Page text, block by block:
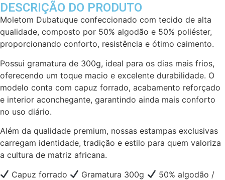
DESCRIÇÃO DO PRODUTO
Moletom Dubatuque confeccionado com tecido de alta
qualidade, composto por 50% algodão e 50% poliéster,
proporcionando conforto, resistência e ótimo caimento.
Possui gramatura de 300g, ideal para os dias mais frios,
oferecendo um toque macio e excelente durabilidade. O
modelo conta com capuz forrado, acabamento reforçado
e interior aconchegante, garantindo ainda mais conforto
no uso diário.
Além da qualidade premium, nossas estampas exclusivas
carregam identidade, tradição e estilo para quem valoriza
a cultura de matriz africana.
Capuz forrado
Gramatura 300g
50% algodão /